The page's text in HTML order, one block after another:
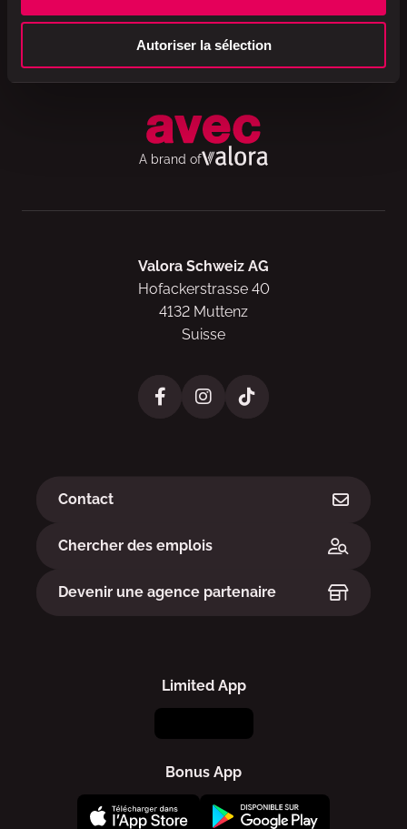
Autoriser la sélection
A brand of
Valora Schweiz AG
Hofackerstrasse 40
4132 Muttenz
Suisse
Contact
Chercher des emplois
Devenir une agence partenaire
Limited App
Bonus App